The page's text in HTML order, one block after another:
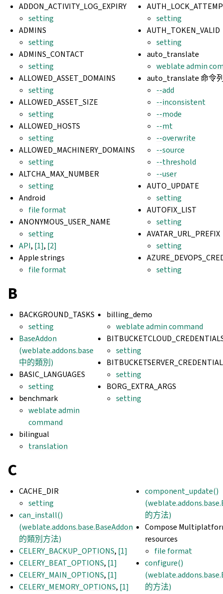
ADDON_ACTIVITY_LOG_EXPIRY
setting
ADMINS
setting
ADMINS_CONTACT
setting
ALLOWED_ASSET_DOMAINS
setting
ALLOWED_ASSET_SIZE
setting
ALLOWED_HOSTS
setting
ALLOWED_MACHINERY_DOMAINS
setting
ALTCHA_MAX_NUMBER
setting
Android
file format
ANONYMOUS_USER_NAME
setting
API, [1], [2]
Apple strings
file format
setting
AUTH_TOKEN_VALID
setting
auto_translate
weblate admin
auto_translate 命令
--add
--inconsistent
--mode
--mt
--overwrite
--source
--threshold
--user
AUTO_UPDATE
setting
AUTOFIX_LIST
setting
AVATAR_URL_PREFIX
setting
setting
B
BACKGROUND_TASKS
setting
BaseAddon
(weblate.addons.base
中的類別)
BASIC_LANGUAGES
setting
benchmark
weblate admin
command
bilingual
translation
billing_demo
weblate admin command
setting
setting
BORG_EXTRA_ARGS
setting
C
CACHE_DIR
setting
can_install()
(weblate.addons.base.BaseAddon
的類別方法)
CELERY_BACKUP_OPTIONS, [1]
CELERY_BEAT_OPTIONS, [1]
CELERY_MAIN_OPTIONS, [1]
CELERY_MEMORY_OPTIONS, [1]
component_update()
的方法)
Compose
resources
file format
configure()
的方法)